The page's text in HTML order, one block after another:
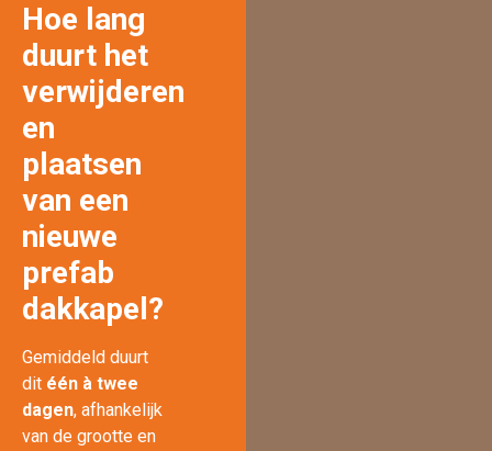
Hoe lang
duurt het
verwijderen
en
plaatsen
van een
nieuwe
prefab
dakkapel?
Gemiddeld duurt
dit één à twee
dagen, afhankelijk
van de grootte en